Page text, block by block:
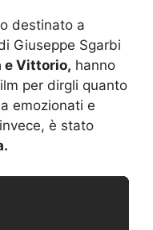
destinato a
Giuseppe Sgarbi
e Vittorio, hanno
per dirgli quanto
emozionati e
è stato